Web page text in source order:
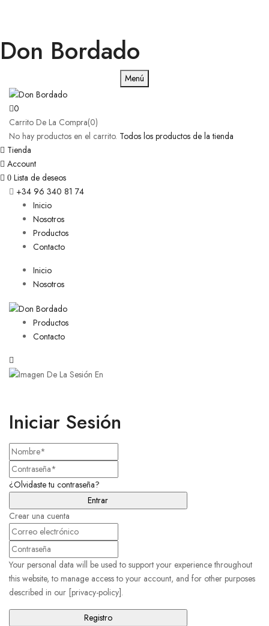
Don Bordado
Menú
0
Carrito De La Compra(0)
No hay productos en el carrito. Todos los productos de la tienda
Tienda
Account
0 Lista de deseos
+34 96 340 81 74
Inicio
Nosotros
Productos
Contacto
Inicio
Nosotros
Productos
Contacto
Iniciar Sesión
¿Olvidaste tu contraseña?
Crear una cuenta
Your personal data will be used to support your experience throughout
this website, to manage access to your account, and for other purposes
described in our [privacy-policy].